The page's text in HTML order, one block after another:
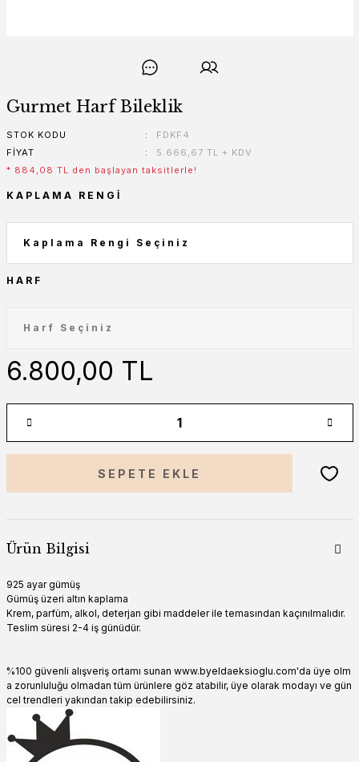
Gurmet Harf Bileklik
STOK KODU
FDKF4
FIYAT
5.666,67 TL + KDV
* 884,08 TL den başlayan taksitlerle!
KAPLAMA RENGI
HARF
6.800,00 TL
SEPETE EKLE
Ürün Bilgisi
925 ayar gümüş
Gümüş üzeri altın kaplama
Krem, parfüm, alkol, deterjan gibi maddeler ile temasından kaçınılmalıdır.
Teslim süresi 2-4 iş günüdür.
%100 güvenli alışveriş ortamı sunan www.byeldaeksioglu.com'da üye olm
a zorunluluğu olmadan tüm ürünlere göz atabilir, üye olarak modayı ve gün
cel trendleri yakından takip edebilirsiniz.